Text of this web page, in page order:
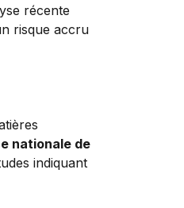
récente
risque accru
nationale de
indiquant